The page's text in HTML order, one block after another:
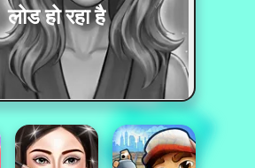
लोड हो रहा है